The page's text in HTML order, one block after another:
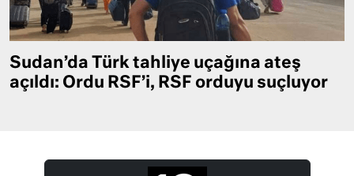
Sudan’da Türk tahliye uçağına ateş
açıldı: Ordu RSF’i, RSF orduyu suçluyor